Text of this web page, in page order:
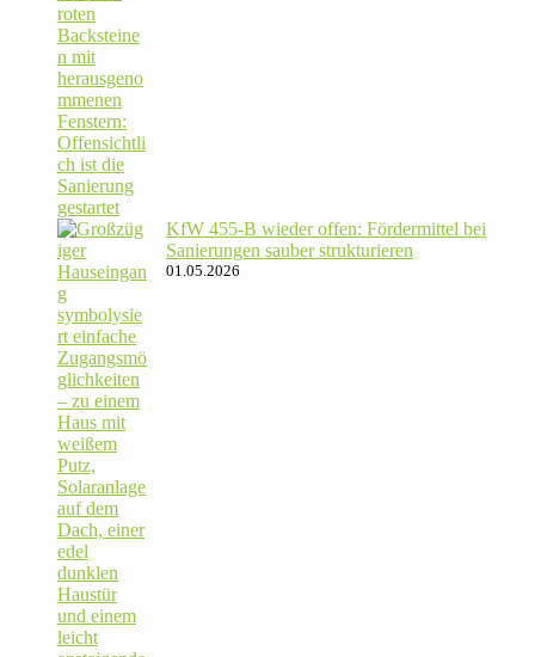
KfW 455‑B wieder offen: För­der­mittel bei
Sanie­rungen sauber strukturieren
01.05.2026